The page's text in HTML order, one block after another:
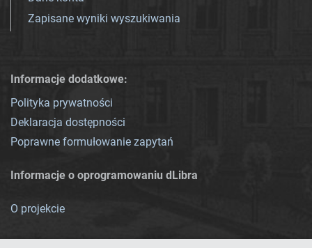
Zapisane wyniki wyszukiwania
Informacje dodatkowe:
Polityka prywatności
Deklaracja dostępności
Poprawne formułowanie zapytań
Informacje o oprogramowaniu dLibra
O projekcie